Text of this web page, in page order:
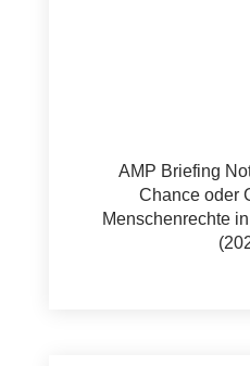
AMP Briefing
Chance oder
Menschenrechte